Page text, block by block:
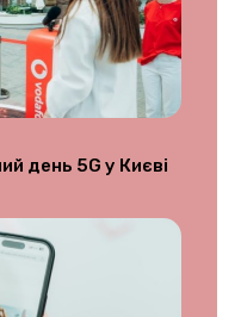
день 5G у Києві